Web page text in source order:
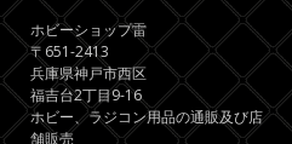
ホビーショップ雷
〒651-2413
兵庫県神戸市西区
福吉台2丁目9-16
ホビー、ラジコン用品の通販及び店
舗販売